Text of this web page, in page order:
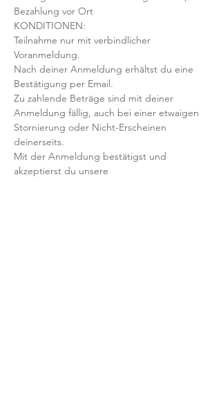
Bezahlung vor Ort
KONDITIONEN:
Teilnahme nur mit verbindlicher
Voranmeldung.
Nach deiner Anmeldung erhältst du eine
Bestätigung per Email.
Zu zahlende Beträge sind mit deiner
Anmeldung fällig, auch bei einer etwaigen
Stornierung oder Nicht-Erscheinen
deinerseits.
Mit der Anmeldung bestätigst und
akzeptierst du unsere